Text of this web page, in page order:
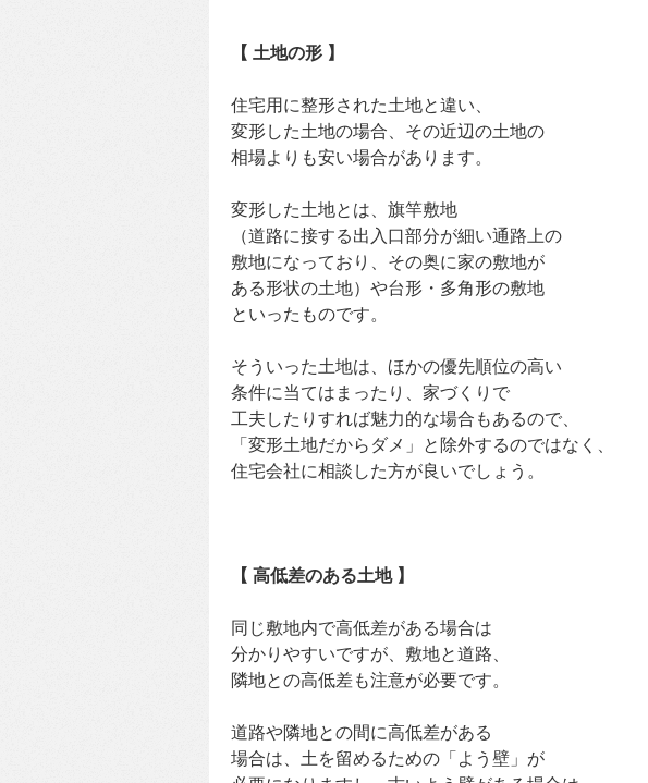
【 土地の形 】
住宅用に整形された土地と違い、
変形した土地の場合、その近辺の土地の
相場よりも安い場合があります。
変形した土地とは、旗竿敷地
（道路に接する出入口部分が細い通路上の
敷地になっており、その奥に家の敷地が
ある形状の土地）や台形・多角形の敷地
といったものです。
そういった土地は、ほかの優先順位の高い
条件に当てはまったり、家づくりで
工夫したりすれば魅力的な場合もあるので、
「変形土地だからダメ」と除外するのではなく、
住宅会社に相談した方が良いでしょう。
【 高低差のある土地 】
同じ敷地内で高低差がある場合は
分かりやすいですが、敷地と道路、
隣地との高低差も注意が必要です。
道路や隣地との間に高低差がある
場合は、土を留めるための「よう壁」が